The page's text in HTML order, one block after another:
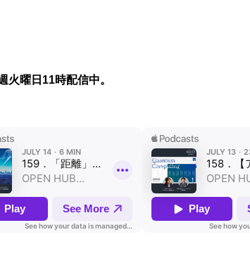
火曜日11時配信中。